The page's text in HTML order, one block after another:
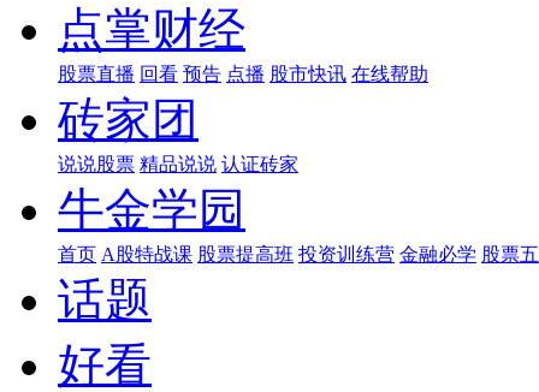
点掌财经
股票直播 回看 预告 点播 股市快讯 在线帮助
砖家团
说说股票 精品说说 认证砖家
牛金学园
首页 A股特战课 股票提高班 投资训练营 金融必学 股票
话题
好看